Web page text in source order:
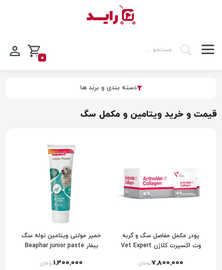
0
دسته بندی و برند ها
قیمت و خرید ویتامین و مکمل سگ
پودر مکمل مفاصل سگ و گربه
وت اکسپرت کلاژن Vet Expert
7٬800٬000تومان
خمیر مولتی ویتامین توله سگ
بیفار Beaphar junior paste
1٬300٬000تومان